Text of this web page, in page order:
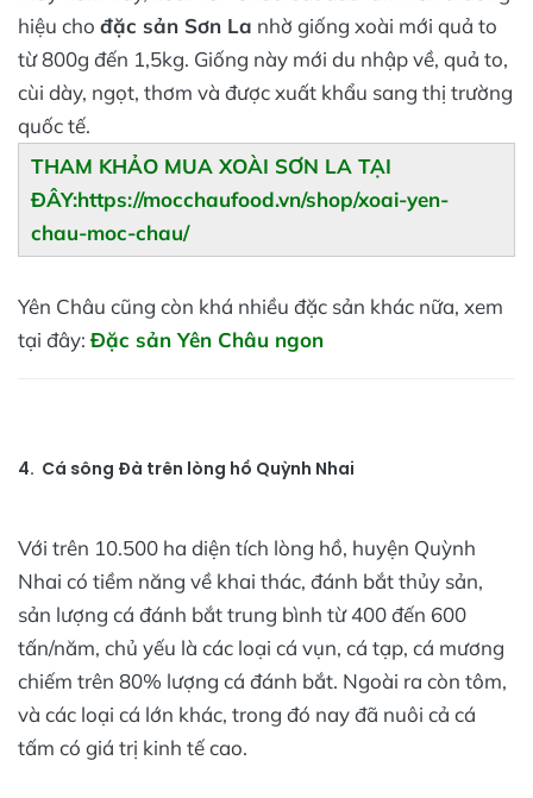
hiệu cho đặc sản Sơn La nhờ giống xoài mới quả to
từ 800g đến 1,5kg. Giống này mới du nhập về, quả to,
cùi dày, ngọt, thơm và được xuất khẩu sang thị trường
quốc tế.
THAM KHẢO MUA XOÀI SƠN LA TẠI
ĐÂY:https://mocchaufood.vn/shop/xoai-yen-
chau-moc-chau/
Yên Châu cũng còn khá nhiều đặc sản khác nữa, xem
tại đây:Đặc sản Yên Châu ngon
4. Cá sông Đà trên lòng hồ Quỳnh Nhai
Với trên 10.500 ha diện tích lòng hồ, huyện Quỳnh
Nhai có tiềm năng về khai thác, đánh bắt thủy sản,
sản lượng cá đánh bắt trung bình từ 400 đến 600
tấn/năm, chủ yếu là các loại cá vụn, cá tạp, cá mương
chiếm trên 80% lượng cá đánh bắt. Ngoài ra còn tôm,
và các loại cá lớn khác, trong đó nay đã nuôi cả cá
tấm có giá trị kinh tế cao.